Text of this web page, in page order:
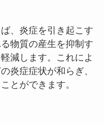
引き起こす
物質の産生を抑制す
減します。これによ
炎症症状が和らぎ、
とができます。